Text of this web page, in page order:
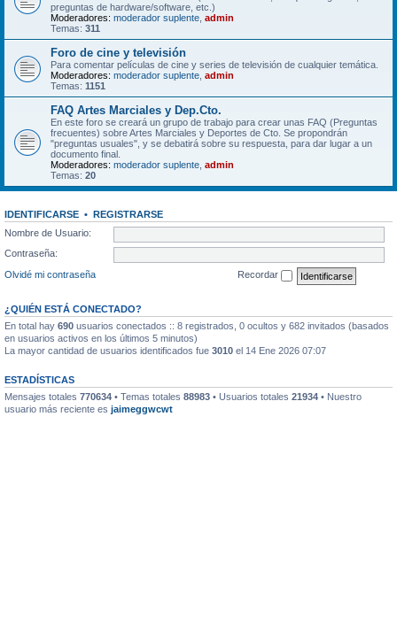
preguntas de hardware/software, etc.)
Moderadores: moderador suplente admin
Temas: 311
Foro de cine y televisión
Para comentar películas de cine y series de televisión de cualquier temática.
Moderadores: moderador suplente admin
Temas: 1151
FAQ Artes Marciales y Dep.Cto.
En este foro se creará un grupo de trabajo para crear unas FAQ (Preguntas
frecuentes) sobre Artes Marciales y Deportes de Cto. Se propondrán
"preguntas usuales", y se debatirá sobre su respuesta, para dar lugar a un
documento final.
Moderadores: moderador suplente admin
Temas: 20
IDENTIFICARSE • REGISTRARSE
Nombre de Usuario:
Contraseña:
Olvidé mi contraseña
Recordar
¿QUIÉN ESTÁ CONECTADO?
En total hay 690 usuarios conectados :: 8 registrados, 0 ocultos y 682 invitados (basados
en usuarios activos en los últimos 5 minutos)
La mayor cantidad de usuarios identificados fue 3010 el 14 Ene 2026 07:07
ESTADÍSTICAS
Mensajes totales 770634 • Temas totales 88983 • Usuarios totales 21934 • Nuestro
usuario más reciente es jaimeggwcwt